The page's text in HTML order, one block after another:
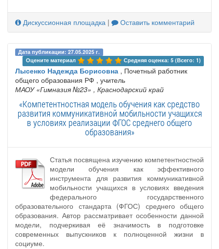
Дискуссионная площадка | Оставить комментарий
Дата публикации: 27.05.2025 г.
Оцените материал
Средняя оценка: 5 (Всего: 1)
Лысенко Надежда Борисовна , Почетный работник
общего образования РФ , учитель
МАОУ «Гимназия №23» , Краснодарский край
«Компетентностная модель обучения как средство
развития коммуникативной мобильности учащихся
в условиях реализации ФГОС среднего общего
образования»
Статья посвящена изучению компетентностной
модели обучения как эффективного
инструмента для развития коммуникативной
мобильности учащихся в условиях введения
федерального государственного
образовательного стандарта (ФГОС) среднего общего
образования. Автор рассматривает особенности данной
модели, подчеркивая её значимость в подготовке
современных выпускников к полноценной жизни в
социуме.